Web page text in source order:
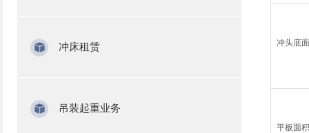
冲床租赁
吊装起重业务
冲头底
平板面